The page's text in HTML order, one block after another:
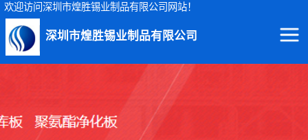
欢迎访问深圳市煌胜锡业制品有限公司网站！
深圳市煌胜锡业制品有限公司
回收锡条